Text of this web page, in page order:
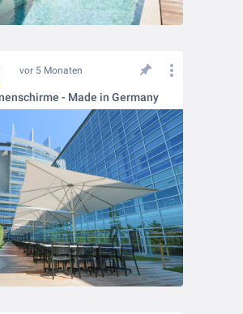
vor 5 Monaten
- Made in Germany